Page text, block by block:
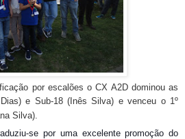
por escalões o CX A2D dominou as
e Sub-18 (Inês Silva) e venceu o 1º
Silva).
se por uma excelente promoção do